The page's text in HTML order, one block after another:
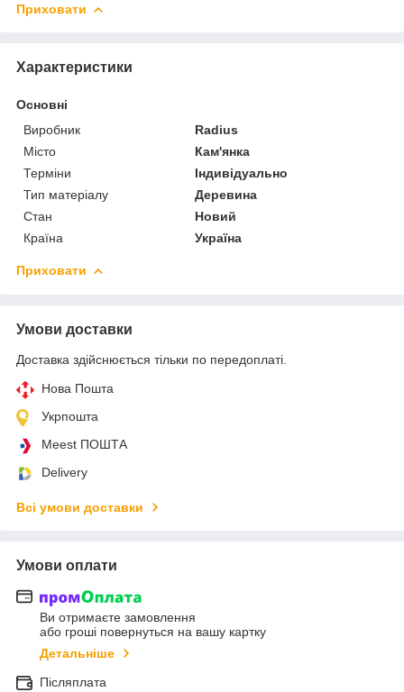
Приховати
Характеристики
Основні
Виробник
Radius
Місто
Кам'янка
Терміни
Індивідуально
Тип матеріалу
Деревина
Стан
Новий
Країна
Україна
Приховати
Умови доставки
Доставка здійснюється тільки по передоплаті.
Нова Пошта
Укрпошта
Meest ПОШТА
Delivery
Всі умови доставки
Умови оплати
Ви отримаєте замовлення
або гроші повернуться на вашу картку
Детальніше
Післяплата